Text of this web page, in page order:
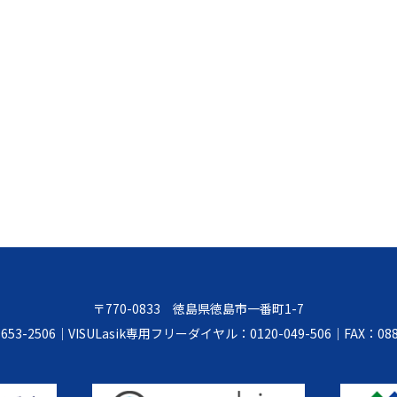
〒770-0833 徳島県徳島市一番町1-7
2506 ｜ VISULasik専用フリーダイヤル：0120-049-506 ｜ FAX：